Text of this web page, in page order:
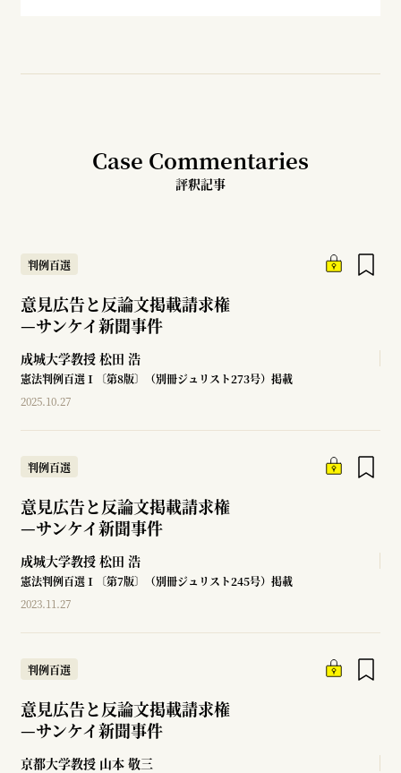
Case Commentaries
評釈記事
判例百選
意見広告と反論文掲載請求権
—サンケイ新聞事件
成城大学教授 松田 浩
憲法判例百選Ⅰ〔第8版〕（別冊ジュリスト273号）掲載
2025.10.27
判例百選
意見広告と反論文掲載請求権
—サンケイ新聞事件
成城大学教授 松田 浩
憲法判例百選Ⅰ〔第7版〕（別冊ジュリスト245号）掲載
2023.11.27
判例百選
意見広告と反論文掲載請求権
—サンケイ新聞事件
京都大学教授 山本 敬三